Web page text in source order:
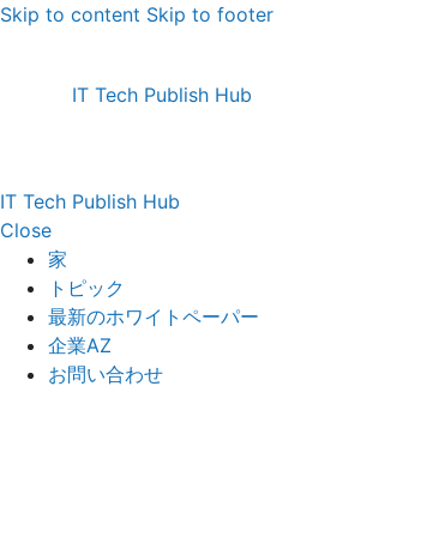
Skip to content Skip to footer
IT Tech Publish Hub
IT Tech Publish Hub
Close
家
トピック
最新のホワイトペーパー
企業AZ
お問い合わせ